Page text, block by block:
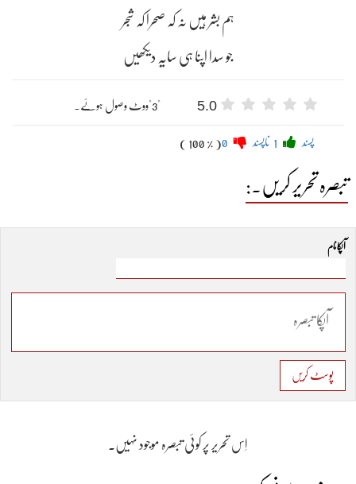
ہم بشر ہیں نہ کہ صحرا کہ شجر
جو سدا اپنا ہی سایہ دیکھیں
5.0 "3"ووٹ وصول ہوئے۔
پسند ناپسند ( 100 % )
تبصرہ تحریر کریں۔:
آپکا نام
پوسٹ کریں
اِس تحریر پر کوئی تبصرہ موجود نہیں۔